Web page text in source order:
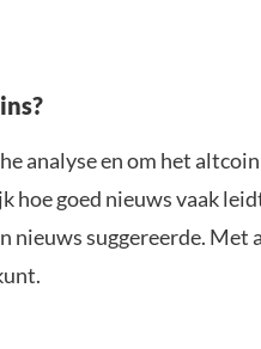
analyse en om het
hoe goed nieuws vaak
nieuws suggereerde.